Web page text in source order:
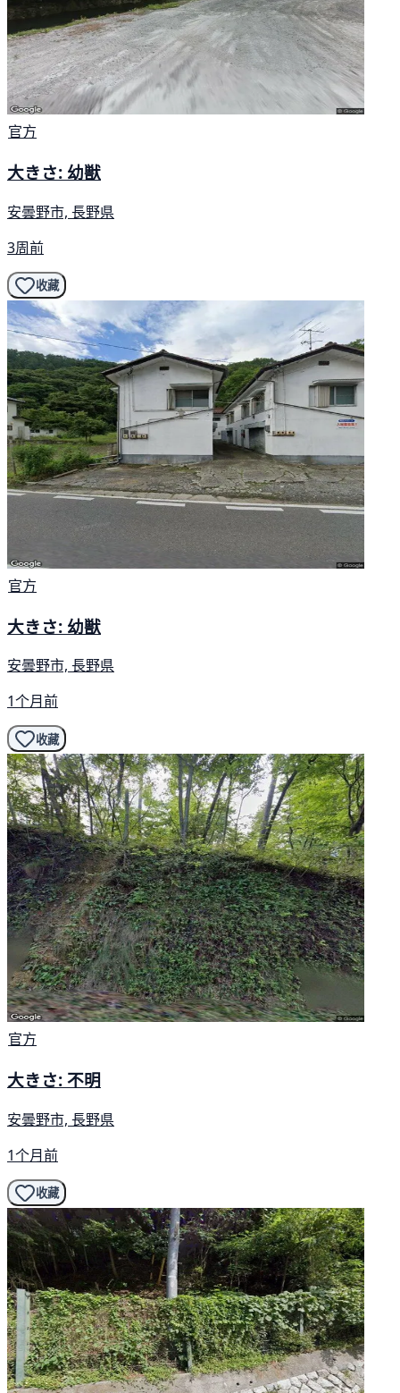
官方
大きさ: 幼獣
安曇野市, 長野県
3周前
收藏
官方
大きさ: 幼獣
安曇野市, 長野県
1个月前
收藏
官方
大きさ: 不明
安曇野市, 長野県
1个月前
收藏